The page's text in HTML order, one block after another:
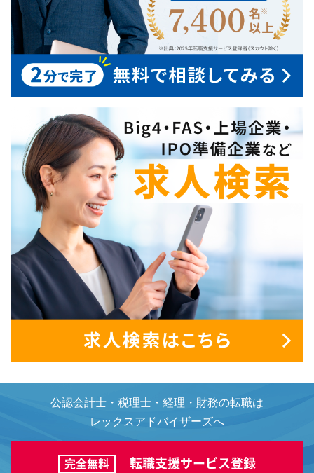
公認会計士・税理士・経理・財務の転職は
レックスアドバイザーズへ
完全無料 転職支援サービス登録